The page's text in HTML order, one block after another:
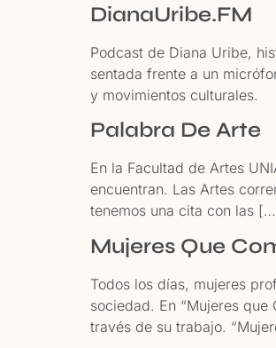
DianaUribe.FM
Podcast de Diana Uribe,
sentada frente a un
y movimientos culturales.
Palabra De Arte
En la Facultad de Artes
encuentran. Las Artes
tenemos una cita con las
Mujeres Que
Todos los días, mujeres
sociedad. En “Mujeres
través de su trabajo.